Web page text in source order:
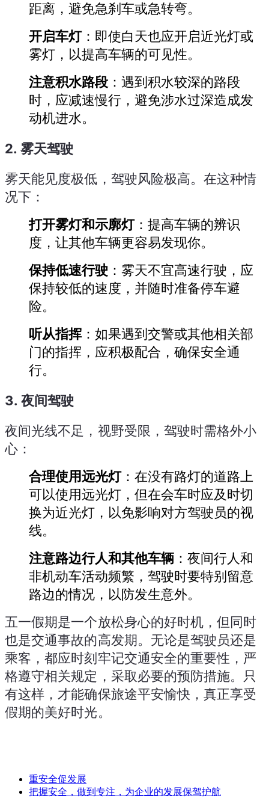
距离，避免急刹车或急转弯。
开启车灯：即使白天也应开启近光灯或
雾灯，以提高车辆的可见性。
注意积水路段 ：遇到积水较深的路段
时，应减速慢行，避免涉水过深造成发
动机进水。
2.雾天驾驶
雾天能见度极低，驾驶风险极高。在这种情
况下：
打开雾灯和示廓灯：提高车辆的辨识
度，让其他车辆更容易发现你。
保持低速行驶 ：雾天不宜高速行驶，应
保持较低的速度，并随时准备停车避
险。
听从指挥 ：如果遇到交警或其他相关部
门的指挥，应积极配合，确保安全通
行。
3.夜间驾驶
夜间光线不足，视野受限，驾驶时需格外小
心：
合理使用远光灯：在没有路灯的道路上
可以使用远光灯，但在会车时应及时切
换为近光灯，以免影响对方驾驶员的视
线。
注意路边行人和其他车辆 ：夜间行人和
非机动车活动频繁，驾驶时要特别留意
路边的情况，以防发生意外。
五一假期是一个放松身心的好时机，但同时
也是交通事故的高发期。无论是驾驶员还是
乘客，都应时刻牢记交通安全的重要性，严
格遵守相关规定，采取必要的预防措施。只
有这样，才能确保旅途平安愉快，真正享受
假期的美好时光。
重安全促发展
把握安全，做到专注，为企业的发展保驾护航